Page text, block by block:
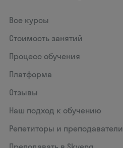
Все курсы
Стоимость занятий
Процесс обучения
Платформа
Отзывы
Наш подход к обучению
Репетиторы и преподаватели